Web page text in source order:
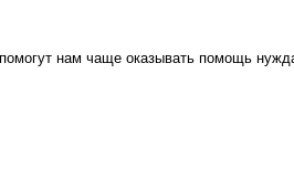
нам чаще оказывать помощь